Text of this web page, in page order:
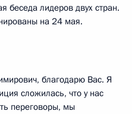
беседа лидеров двух стран.
на 24 мая.
благодарю Вас. Я
сложилась, что у нас
переговоры, мы